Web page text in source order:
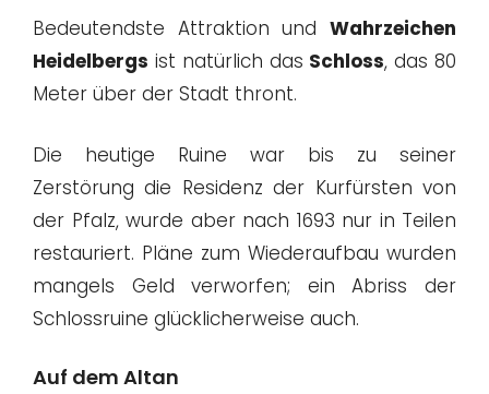
Bedeutendste Attraktion und Wahrzeichen
Heidelbergs ist natürlich das Schloss, das 80
Meter über der Stadt thront.
Die heutige Ruine war bis zu seiner
Zerstörung die Residenz der Kurfürsten von
der Pfalz, wurde aber nach 1693 nur in Teilen
restauriert. Pläne zum Wiederaufbau wurden
mangels Geld verworfen; ein Abriss der
Schlossruine glücklicherweise auch.
Auf dem Altan